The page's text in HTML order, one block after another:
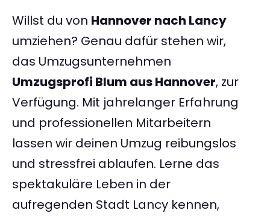
Willst du von Hannover nach Lancy
umziehen? Genau dafür stehen wir,
das Umzugsunternehmen
Umzugsprofi Blum aus Hannover, zur
Verfügung. Mit jahrelanger Erfahrung
und professionellen Mitarbeitern
lassen wir deinen Umzug reibungslos
und stressfrei ablaufen. Lerne das
spektakuläre Leben in der
aufregenden Stadt Lancy kennen,